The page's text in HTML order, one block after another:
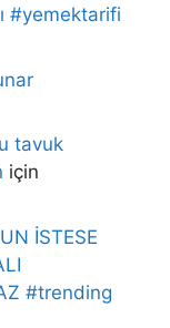
#yemektarifi
tavuk
için
İSTESE
#trending